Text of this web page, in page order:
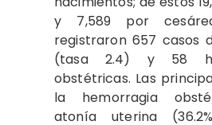
y 7,589 por
registraron 657 casos
(tasa 2.4) y 58
obstétricas. Las
la hemorragia
atonía uterina